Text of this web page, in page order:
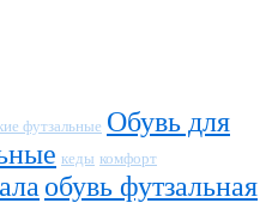
футзальные Обувь для
кеды комфорт
обувь футзальная